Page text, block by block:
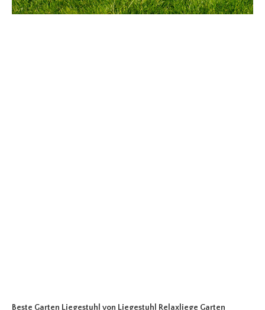
Beste Garten Liegestuhl von Liegestuhl Relaxliege Garten